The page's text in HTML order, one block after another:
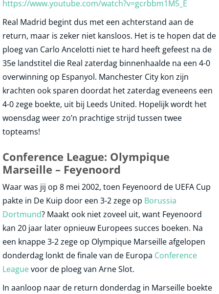
https://www.youtube.com/watch?v=gcrbbm1M5_E
Real Madrid begint dus met een achterstand aan de
return, maar is zeker niet kansloos. Het is te hopen dat de
ploeg van Carlo Ancelotti niet te hard heeft gefeest na de
35e landstitel die Real zaterdag binnenhaalde na een 4-0
overwinning op Espanyol. Manchester City kon zijn
krachten ook sparen doordat het zaterdag eveneens een
4-0 zege boekte, uit bij Leeds United. Hopelijk wordt het
woensdag weer zo’n prachtige strijd tussen twee
topteams!
Conference League: Olympique
Marseille – Feyenoord
Waar was jij op 8 mei 2002, toen Feyenoord de UEFA Cup
pakte in De Kuip door een 3-2 zege op Borussia
Dortmund? Maakt ook niet zoveel uit, want Feyenoord
kan 20 jaar later opnieuw Europees succes boeken. Na
een knappe 3-2 zege op Olympique Marseille afgelopen
donderdag lonkt de finale van de Europa Conference
Leaguevoor de ploeg van Arne Slot.
In aanloop naar de return donderdag in Marseille boekte